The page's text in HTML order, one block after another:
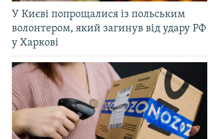
У Києві попрощалися із польським
волонтером, який загинув від удару РФ
у Харкові